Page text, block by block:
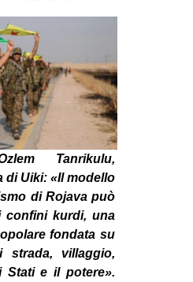
SPAZI
POPOLARE
ALL’ABITARE
Tanrikulu,
di Uiki: «Il modello
di Rojava può
confini kurdi, una
fondata su
strada, villaggio,
Stati e il potere».